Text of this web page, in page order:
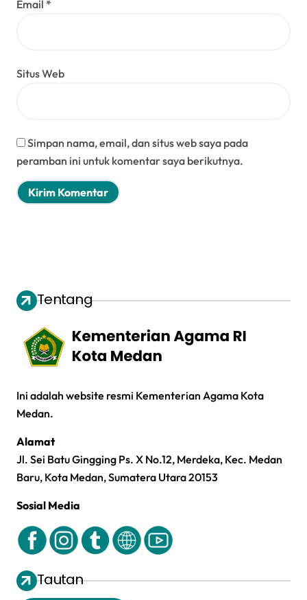
Email *
Situs Web
Simpan nama, email, dan situs web saya pada
peramban ini untuk komentar saya berikutnya.
Tentang
Ini adalah website resmi Kementerian Agama Kota
Medan.
Alamat
Jl. Sei Batu Gingging Ps. X No.12, Merdeka, Kec. Medan
Baru, Kota Medan, Sumatera Utara 20153
Sosial Media
Tautan